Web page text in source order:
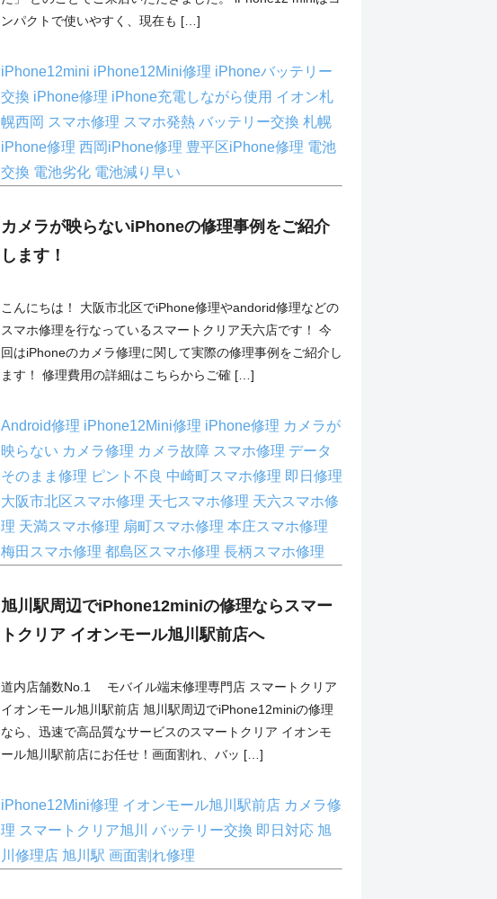
ンパクトで使いやすく、現在も […]
iPhone12mini iPhone12Mini修理 iPhoneバッテリー
交換 iPhone修理 iPhone充電しながら使用 イオン札
幌西岡 スマホ修理 スマホ発熱 バッテリー交換 札幌
iPhone修理 西岡iPhone修理 豊平区iPhone修理 電池
交換 電池劣化 電池減り早い
カメラが映らないiPhoneの修理事例をご紹介
します！
こんにちは！ 大阪市北区でiPhone修理やandorid修理などの
スマホ修理を行なっているスマートクリア天六店です！ 今
回はiPhoneのカメラ修理に関して実際の修理事例をご紹介し
ます！ 修理費用の詳細はこちらからご確 […]
Android修理 iPhone12Mini修理 iPhone修理 カメラが
映らない カメラ修理 カメラ故障 スマホ修理 データ
そのまま修理 ピント不良 中崎町スマホ修理 即日修理
大阪市北区スマホ修理 天七スマホ修理 天六スマホ修
理 天満スマホ修理 扇町スマホ修理 本庄スマホ修理
梅田スマホ修理 都島区スマホ修理 長柄スマホ修理
旭川駅周辺でiPhone12miniの修理ならスマー
トクリア イオンモール旭川駅前店へ
道内店舗数No.1 モバイル端末修理専門店 スマートクリア
イオンモール旭川駅前店 旭川駅周辺でiPhone12miniの修理
なら、迅速で高品質なサービスのスマートクリア イオンモ
ール旭川駅前店にお任せ！画面割れ、バッ […]
iPhone12Mini修理 イオンモール旭川駅前店 カメラ修
理 スマートクリア旭川 バッテリー交換 即日対応 旭
川修理店 旭川駅 画面割れ修理